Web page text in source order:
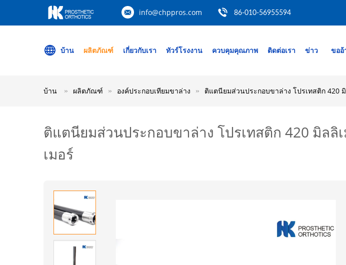
info@chppros.com 86-010-56955594
บ้าน ผลิตภัณฑ์ เกี่ยวกับเรา ทัวร์โรงงาน ควบคุมคุณภาพ ติดต่อเรา ข่าว ขออ้
บ้าน ผลิตภัณฑ์ องค์ประกอบเทียมขาล่าง ติแตนียมส่วนประกอบขาล่าง โปรเทสติก 420
ติแตนียมส่วนประกอบขาล่าง โปรเทสติก 420 มิล
เมอร์